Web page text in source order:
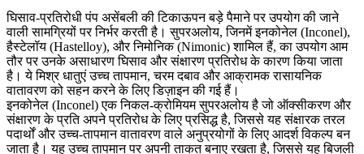
घिसाव-प्रतिरोधी पंप असेंबली की टिकाऊपन बड़े पैमाने पर उपयोग की जाने
वाली सामग्रियों पर निर्भर करती है।सुपरअलोय, जिनमेंइनकोनेल (Inconel),
हैस्टेलॉय (Hastelloy), औरनिमोनिक (Nimonic)शामिल हैं, का उपयोग आम
तौर पर उनके असाधारण घिसाव और संक्षारण प्रतिरोध के कारण किया जाता
है। ये मिश्र धातुएं उच्च तापमान, चरम दबाव और आक्रामक रासायनिक
वातावरण को सहन करने के लिए डिज़ाइन की गई हैं।
इनकोनेल (Inconel)एक निकल-क्रोमियम सुपरअलोय है जो ऑक्सीकरण और
संक्षारण के प्रति अपने प्रतिरोध के लिए प्रसिद्ध है, जिससे यह संक्षारक तरल
पदार्थों और उच्च-तापमान वातावरण वाले अनुप्रयोगों के लिए आदर्श विकल्प बन
जाता है। यह उच्च तापमान पर अपनी ताकत बनाए रखता है, जिससे यह बिजली